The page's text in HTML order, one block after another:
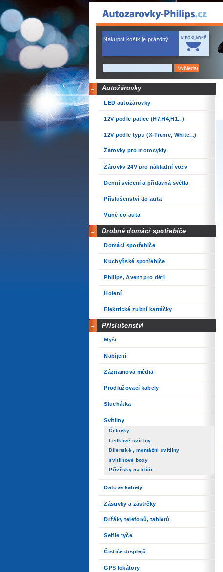
Nákupní košík je prázdný
Autožárovky
LED autožárovky
12V podle patice (H7,H4,H1...)
12V podle typu (X-Treme, White...)
Žárovky pro motocykly
Žárovky 24V pro nákladní vozy
Denní svícení a přídavná světla
Příslušenství do auta
Vůně do auta
Drobné domácí spotřebiče
Domácí spotřebiče
Kuchyňské spotřebiče
Philips, Avent pro děti
Holení
Elektrické zubní kartáčky
Příslušenství
Myši
Nabíjení
Záznamová média
Prodlužovací kabely
Sluchátka
Svítilny
Čelovky
Ledkové svítilny
Dílenské , montážní svítilny
svítilnové boxy
Přívěsky na klíče
Datové kabely
Zásuvky a zástrčky
Držáky telefonů, tabletů
Selfie tyče
Čističe displejů
GPS lokátory